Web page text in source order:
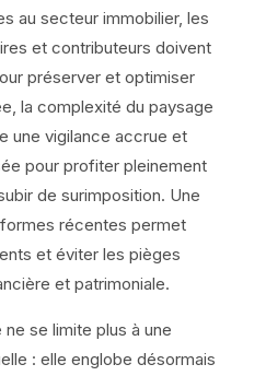
au secteur immobilier, les
et contributeurs doivent
préserver et optimiser
la complexité du paysage
une vigilance accrue et
pour profiter pleinement
de surimposition. Une
récentes permet
et éviter les pièges
et patrimoniale.
se limite plus à une
: elle englobe désormais